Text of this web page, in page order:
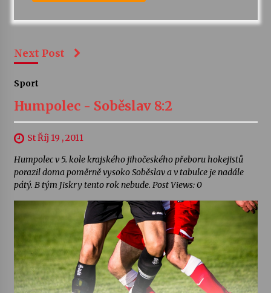
Next Post
Sport
Humpolec - Soběslav 8:2
St Říj 19 , 2011
Humpolec v 5. kole krajského jihočeského přeboru hokejistů
porazil doma poměrně vysoko Soběslav a v tabulce je nadále
pátý. B tým Jiskry tento rok nebude. Post Views: 0